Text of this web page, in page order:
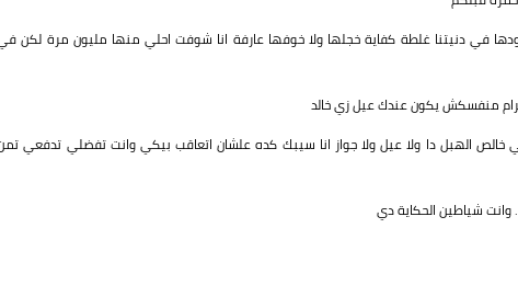
في دنيتنا غلطة كفاية خجلها ولا خوفها عارفة انا شوفت احلي منها مليون مرة لكن
منفسكش يكون عندك عيل زي خالد
الهبل دا ولا عيل ولا جواز انا سيبك كده علشان اتعاقب بيكي وانت تفضلي تدفعي
وانت شياطين الحكاية دي